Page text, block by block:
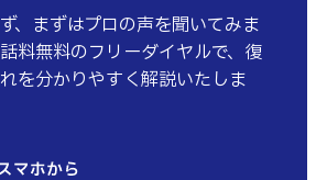
、まずはプロの声を聞いてみま
料無料のフリーダイヤルで、復
を分かりやすく解説いたしま